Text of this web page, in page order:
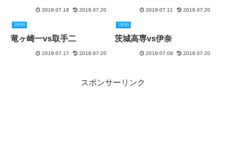
2019.07.18 2019.07.20 2019.07.11 2019.07.20
3回戦
竜ヶ崎一vs取手二
2019.07.17 2019.07.20
1回戦
茨城高専vs伊奈
2019.07.09 2019.07.20
スポンサーリンク